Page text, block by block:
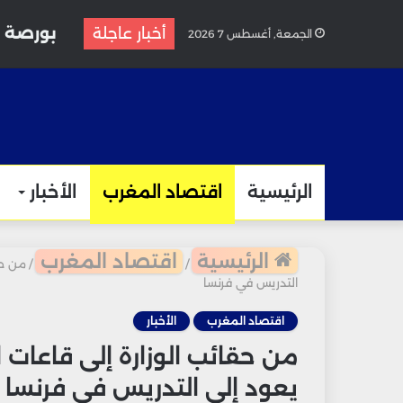
الجمعة, أغسطس 7 2026 أخبار عاجلة
الرئيسية اقتصاد المغرب الأخبار
الرئيسية / اقتصاد المغرب / من
التدريس في فرنسا
اقتصاد المغرب الأخبار
من حقائب الوزارة إلى
يعود إلى التدريس في فرنسا